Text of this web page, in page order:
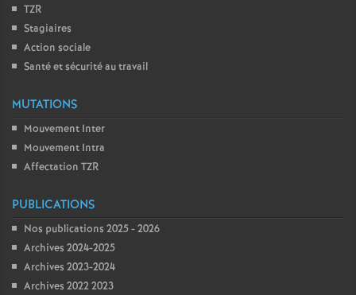
TZR
Stagiaires
Action sociale
Santé et sécurité au travail
MUTATIONS
Mouvement Inter
Mouvement Intra
Affectation TZR
PUBLICATIONS
Nos publications 2025 - 2026
Archives 2024-2025
Archives 2023-2024
Archives 2022 2023